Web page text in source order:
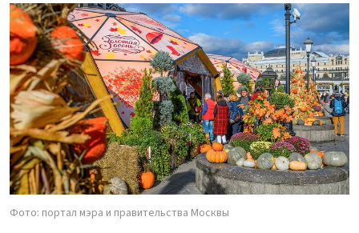
Фото: портал мэра и правительства Москвы